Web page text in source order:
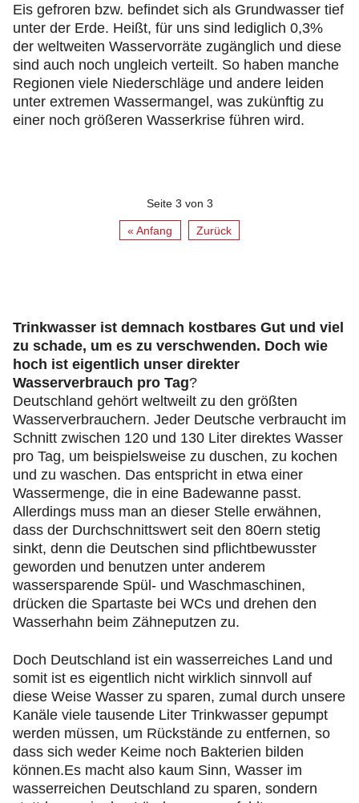
Eis gefroren bzw. befindet sich als Grundwasser tief
unter der Erde. Heißt, für uns sind lediglich 0,3%
der weltweiten Wasservorräte zugänglich und diese
sind auch noch ungleich verteilt. So haben manche
Regionen viele Niederschläge und andere leiden
unter extremen Wassermangel, was zukünftig zu
einer noch größeren Wasserkrise führen wird.
Seite 3 von 3
« Anfang Zurück
Trinkwasser ist demnach kostbares Gut und viel
zu schade, um es zu verschwenden. Doch wie
hoch ist eigentlich unser direkter
Wasserverbrauch pro Tag?
Deutschland gehört weltweilt zu den größten
Wasserverbrauchern. Jeder Deutsche verbraucht im
Schnitt zwischen 120 und 130 Liter direktes Wasser
pro Tag, um beispielsweise zu duschen, zu kochen
und zu waschen. Das entspricht in etwa einer
Wassermenge, die in eine Badewanne passt.
Allerdings muss man an dieser Stelle erwähnen,
dass der Durchschnittswert seit den 80ern stetig
sinkt, denn die Deutschen sind pflichtbewusster
geworden und benutzen unter anderem
wassersparende Spül- und Waschmaschinen,
drücken die Spartaste bei WCs und drehen den
Wasserhahn beim Zähneputzen zu.
Doch Deutschland ist ein wasserreiches Land und
somit ist es eigentlich nicht wirklich sinnvoll auf
diese Weise Wasser zu sparen, zumal durch unsere
Kanäle viele tausende Liter Trinkwasser gepumpt
werden müssen, um Rückstände zu entfernen, so
dass sich weder Keime noch Bakterien bilden
können.Es macht also kaum Sinn, Wasser im
wasserreichen Deutschland zu sparen, sondern